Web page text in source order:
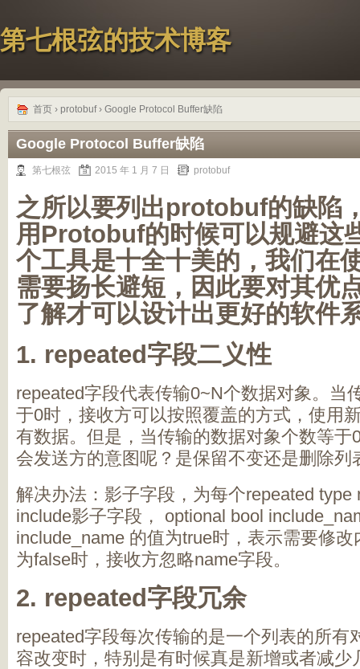
第七根弦的技术博客
首页 › protobuf› Google Protocol Buffer缺陷
Google Protocol Buffer缺陷
第七根弦 2015 年 1 月 7 日 protobuf
之所以要列出protobuf的缺陷
用Protobuf的时候可以规避这
个工具是十全十美的，我们在
需要扬长避短，因此要对其优
了解才可以设计出更好的软件
1. repeated字段二义性
repeated字段代表传输0~N个数据对象。当
于0时，接收方可以按照覆盖的方式，使用
有数据。但是，当传输的数据对象个数等于
会发送方的意图呢？是保留不变还是删除列
解决办法：影子字段，为每个repeated type
include影子字段， optional bool
include_name 的值为true时，表示需要修
为false时，接收方忽略name字段。
2. repeated字段冗余
repeated字段每次传输的是一个列表的所有
容改变时，特别是有时候真是新增或者减少